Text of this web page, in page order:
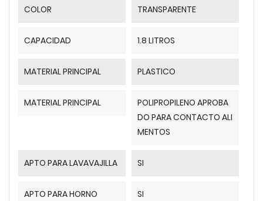
COLOR TRANSPARENTE
CAPACIDAD 1.8 LITROS
MATERIAL PRINCIPAL PLASTICO
MATERIAL PRINCIPAL
POLIPROPILENO APROBA
DO PARA CONTACTO ALI
MENTOS
APTO PARA LAVAVAJILLA SI
APTO PARA HORNO SI